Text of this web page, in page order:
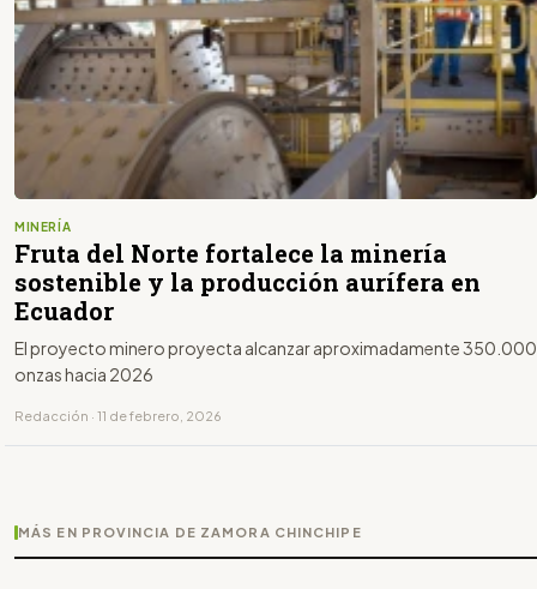
MINERÍA
Fruta del Norte fortalece la minería
sostenible y la producción aurífera en
Ecuador
El proyecto minero proyecta alcanzar aproximadamente 350.000
onzas hacia 2026
Redacción · 11 de febrero, 2026
MÁS EN PROVINCIA DE ZAMORA CHINCHIPE